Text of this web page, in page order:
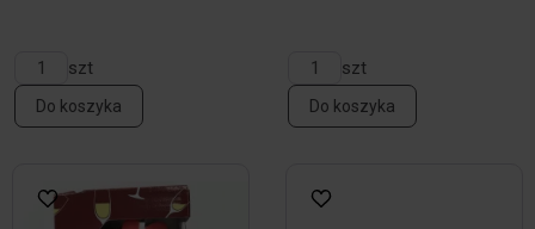
szt
Do koszyka
szt
Do koszyka